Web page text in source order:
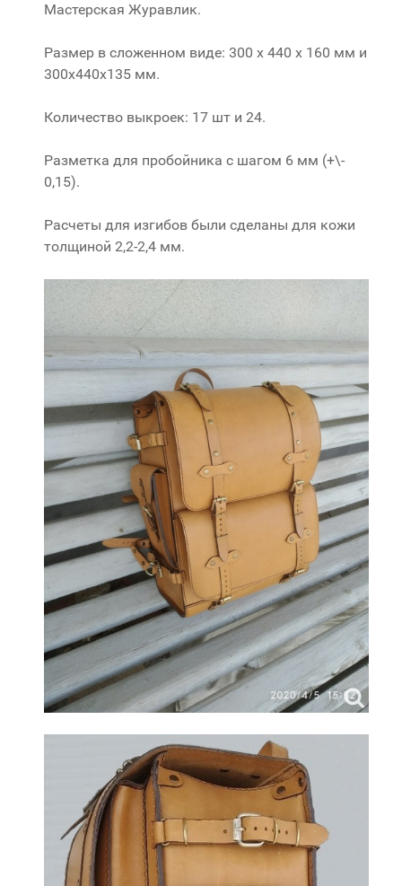
Мастерская Журавлик.
Размер в сложенном виде: 300 x 440 x 160 мм и
300x440x135 мм.
Количество выкроек: 17 шт и 24.
Разметка для пробойника с шагом 6 мм (+\-
0,15).
Расчеты для изгибов были сделаны для кожи
толщиной 2,2-2,4 мм.